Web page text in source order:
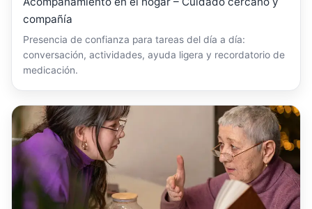
compañía
Presencia de confianza para tareas del día a día:
conversación, actividades, ayuda ligera y recordatorio de
medicación.